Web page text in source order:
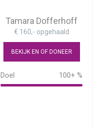
Tamara Dofferhoff
€ 160,- opgehaald
BEKIJK EN OF DONEER
Doel 100+ %
160%